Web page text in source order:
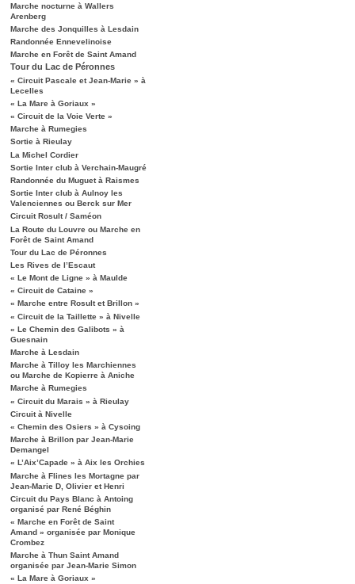
Marche nocturne à Wallers
Arenberg
Marche des Jonquilles à Lesdain
Randonnée Ennevelinoise
Marche en Forêt de Saint Amand
Tour du Lac de Péronnes
« Circuit Pascale et Jean-Marie » à
Lecelles
« La Mare à Goriaux »
« Circuit de la Voie Verte »
Marche à Rumegies
Sortie à Rieulay
La Michel Cordier
Sortie Inter club à Verchain-Maugré
Randonnée du Muguet à Raismes
Sortie Inter club à Aulnoy les
Valenciennes ou Berck sur Mer
Circuit Rosult / Saméon
La Route du Louvre ou Marche en
Forêt de Saint Amand
Tour du Lac de Péronnes
Les Rives de l’Escaut
« Le Mont de Ligne » à Maulde
« Circuit de Cataine »
« Marche entre Rosult et Brillon »
« Circuit de la Taillette » à Nivelle
« Le Chemin des Galibots » à
Guesnain
Marche à Lesdain
Marche à Tilloy les Marchiennes
ou Marche de Kopierre à Aniche
Marche à Rumegies
« Circuit du Marais » à Rieulay
Circuit à Nivelle
« Chemin des Osiers » à Cysoing
Marche à Brillon par Jean-Marie
Demangel
« L’Aix’Capade » à Aix les Orchies
Marche à Flines les Mortagne par
Jean-Marie D, Olivier et Henri
Circuit du Pays Blanc à Antoing
organisé par René Béghin
« Marche en Forêt de Saint
Amand » organisée par Monique
Crombez
Marche à Thun Saint Amand
organisée par Jean-Marie Simon
« La Mare à Goriaux »